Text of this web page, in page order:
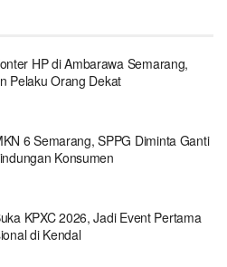
HP di Ambarawa Semarang,
Pelaku Orang Dekat
6 Semarang, SPPG Diminta Ganti
Konsumen
KPXC 2026, Jadi Event Pertama
di Kendal